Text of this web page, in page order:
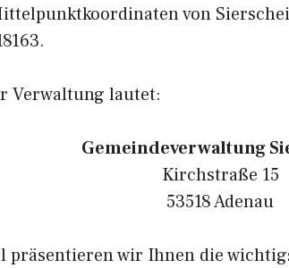
von
Verwaltung lautet:
Gemeindeverwaltung
Kirchstraße 15
53518 Adenau
präsentieren wir Ihnen die